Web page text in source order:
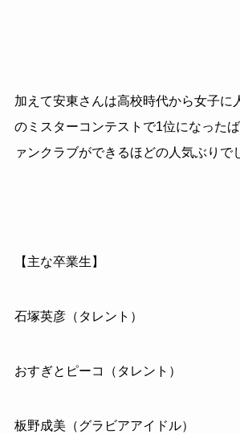
加えて安東さんは高校時代から女子に
のミスターコンテストで1位になった
ァンクラブができるほどの人気ぶりで
【主な卒業生】
石塚英彦（タレント）
おすぎとピーコ（タレント）
板野成美（グラビアアイドル）